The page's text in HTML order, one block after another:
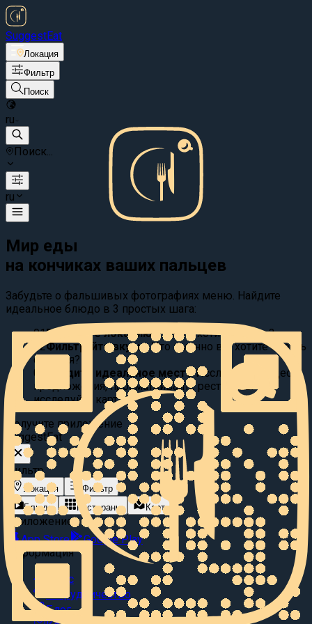
SuggestEat
Локация
Фильтр
Поиск
ru
Поиск...
ru
Мир еды
на кончиках ваших пальцев
Забудьте о фальшивых фотографиях меню. Найдите
идеальное блюдо в 3 простых шага:
01Выберите локацию:
Где вы хотите поесть?
02Фильтруйте вкусы: Что именно вы хотите съесть
сегодня?
03
Найдите идеальное место Исследуйте видео
предложения, просматривайте рестораны или
исследуйте карту.
Получите приложение
SuggestEat
Фильтр
Локация
Фильтр
Блюда
Рестораны Карта
Приложение
App Store
Google Play
Информация
О нас
Сотрудничество
Блог